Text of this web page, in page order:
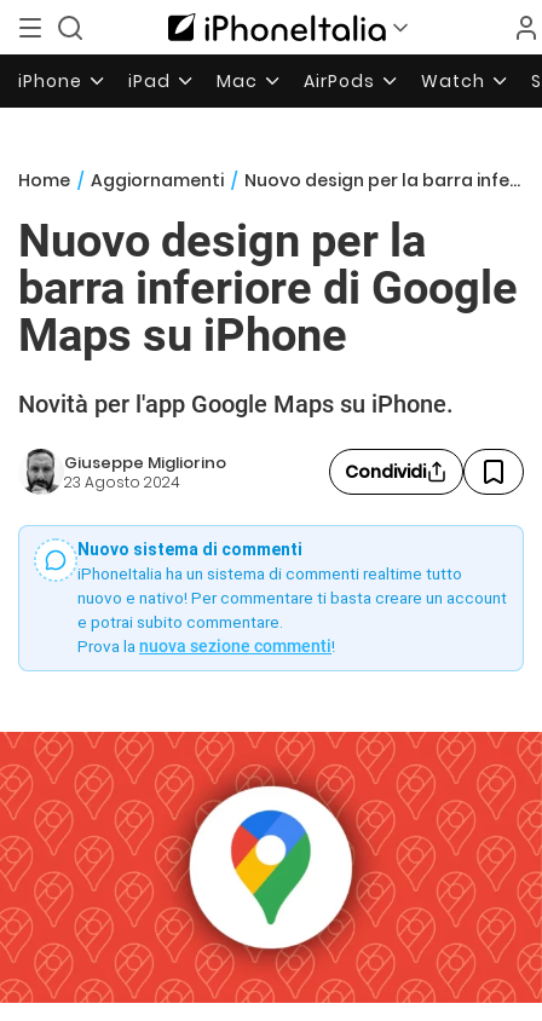
iPhone iPad Mac AirPods Watch
Home / Aggiornamenti / Nuovo design per la barra inferiore di Google Maps su iPhone
Nuovo design per la
barra inferiore di Google
Maps su iPhone
Novità per l'app Google Maps su iPhone.
Giuseppe Migliorino
23 Agosto 2024 Condividi
Nuovo sistema di commenti
iPhoneItalia ha un sistema di commenti realtime tutto
nuovo e nativo! Per commentare ti basta creare un account
e potrai subito commentare.
Prova la nuova sezione commenti!